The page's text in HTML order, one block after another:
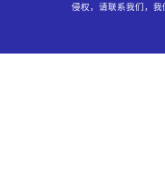
侵权，请联系我们，我